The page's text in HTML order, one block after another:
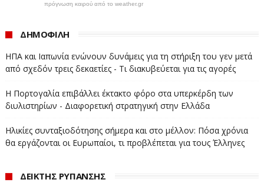
πρόγνωση καιρού από το weather.gr
ΔΗΜΟΦΙΛΗ
ΗΠΑ και Ιαπωνία ενώνουν δυνάμεις για τη στήριξη του γεν μετά
από σχεδόν τρεις δεκαετίες - Τι διακυβεύεται για τις αγορές
Η Πορτογαλία επιβάλλει έκτακτο φόρο στα υπερκέρδη των
διυλιστηρίων - Διαφορετική στρατηγική στην Ελλάδα
Ηλικίες συνταξιοδότησης σήμερα και στο μέλλον: Πόσα χρόνια
θα εργάζονται οι Ευρωπαίοι, τι προβλέπεται για τους Έλληνες
ΔΕΙΚΤΗΣ ΡΥΠΑΝΣΗΣ